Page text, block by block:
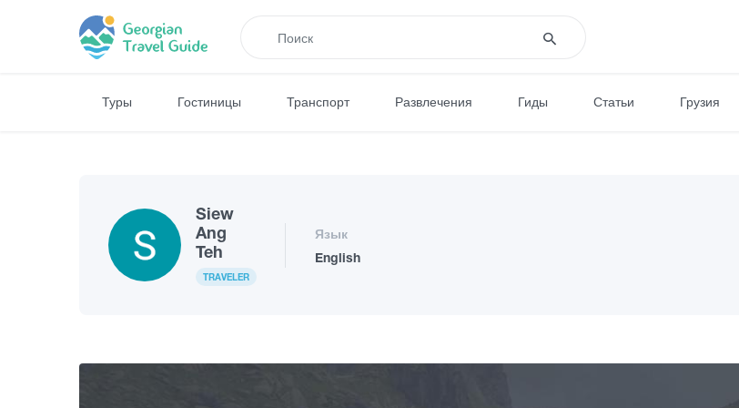
Туры Гостиницы Транспорт Развлечения Гиды Статьи Грузия
Siew
Ang
Teh
TRAVELER
Язык
English